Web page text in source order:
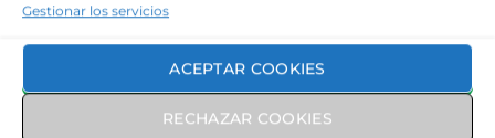
Gestionar los servicios
ACEPTAR COOKIES
RECHAZAR COOKIES
Gestión de Sanciones